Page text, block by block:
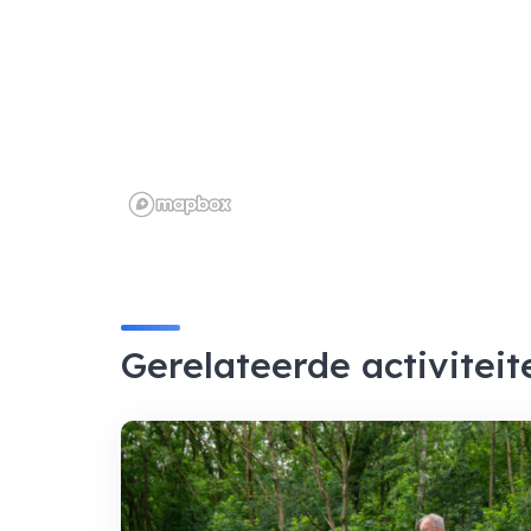
Gerelateerde